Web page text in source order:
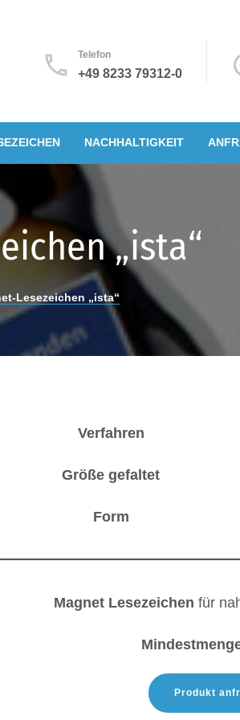
Telefon
+49 8233 79312-0
NACHHALTIGKEIT
„ista“
Lesezeichen „ista“
Verfahren
Größe gefaltet
Form
Magnet Lesezeichen für
Produkt